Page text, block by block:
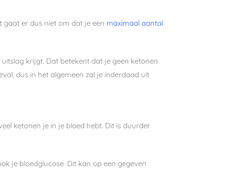
gaat er dus niet om dat je een maximaal aantal
uitslag krijgt. Dat betekent dat je geen ketonen
dus in het algemeen zal je inderdaad uit
ketonen je in je bloed hebt. Dit is duurder
je bloedglucose. Dit kan op een gegeven